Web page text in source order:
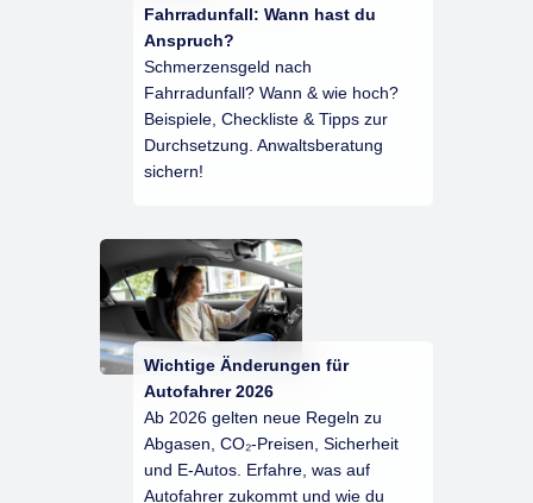
Fahrradunfall: Wann hast du
Anspruch?
Schmerzensgeld nach
Fahrradunfall? Wann & wie hoch?
Beispiele, Checkliste & Tipps zur
Durchsetzung. Anwaltsberatung
sichern!
Wichtige Änderungen für
Autofahrer 2026
Ab 2026 gelten neue Regeln zu
Abgasen, CO₂-Preisen, Sicherheit
und E-Autos. Erfahre, was auf
Autofahrer zukommt und wie du